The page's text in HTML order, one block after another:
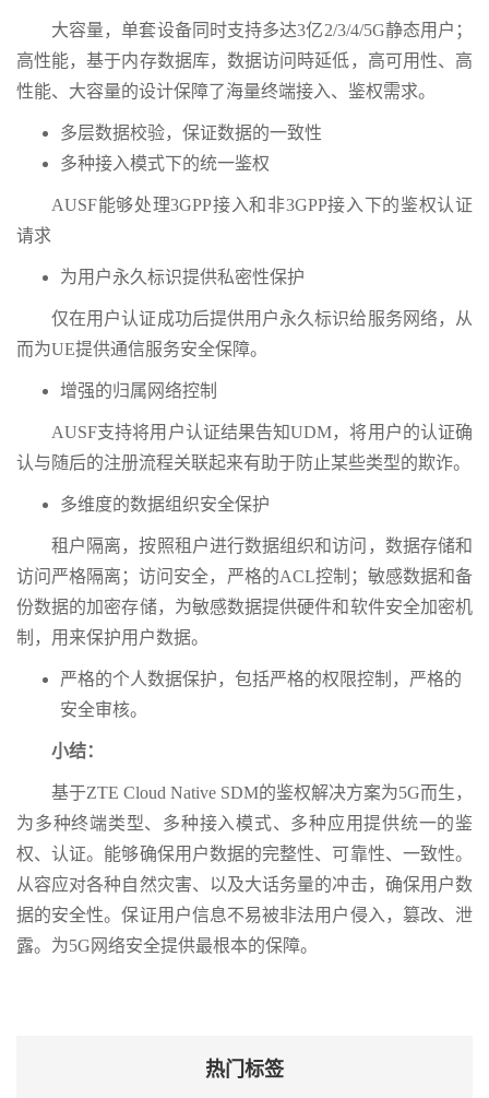
大容量，单套设备同时支持多达3亿2/3/4/5G静态用户；
高性能，基于内存数据库，数据访问時延低，高可用性、高
性能、大容量的设计保障了海量终端接入、鉴权需求。
多层数据校验，保证数据的一致性
多种接入模式下的统一鉴权
AUSF能够处理3GPP接入和非3GPP接入下的鉴权认证
请求
为用户永久标识提供私密性保护
仅在用户认证成功后提供用户永久标识给服务网络，从
而为UE提供通信服务安全保障。
增强的归属网络控制
AUSF支持将用户认证结果告知UDM，将用户的认证确
认与随后的注册流程关联起来有助于防止某些类型的欺诈。
多维度的数据组织安全保护
租户隔离，按照租户进行数据组织和访问，数据存储和
访问严格隔离；访问安全，严格的ACL控制；敏感数据和备
份数据的加密存储，为敏感数据提供硬件和软件安全加密机
制，用来保护用户数据。
严格的个人数据保护，包括严格的权限控制，严格的
安全审核。
小结：
基于ZTE Cloud Native SDM的鉴权解决方案为5G而生，
为多种终端类型、多种接入模式、多种应用提供统一的鉴
权、认证。能够确保用户数据的完整性、可靠性、一致性。
从容应对各种自然灾害、以及大话务量的冲击，确保用户数
据的安全性。保证用户信息不易被非法用户侵入，篡改、泄
露。为5G网络安全提供最根本的保障。
热门标签